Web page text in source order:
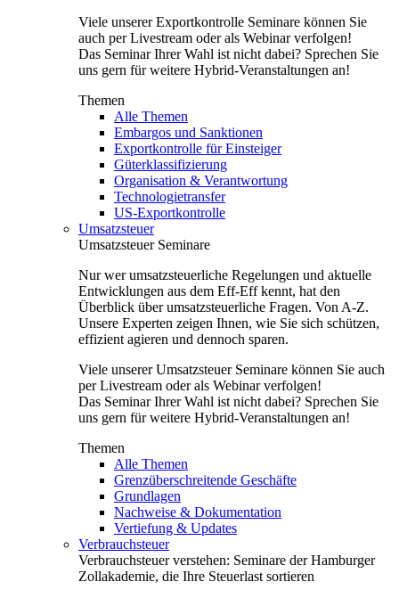
Viele unserer Exportkontrolle Seminare können Sie
auch per Livestream oder als Webinar verfolgen!
Das Seminar Ihrer Wahl ist nicht dabei? Sprechen Sie
uns gern für weitere Hybrid-Veranstaltungen an!
Themen
Alle Themen
Embargos und Sanktionen
Exportkontrolle für Einsteiger
Güterklassifizierung
Organisation & Verantwortung
Technologietransfer
US-Exportkontrolle
Umsatzsteuer
Umsatzsteuer Seminare
Nur wer umsatzsteuerliche Regelungen und aktuelle
Entwicklungen aus dem Eff-Eff kennt, hat den
Überblick über umsatzsteuerliche Fragen. Von A-Z.
Unsere Experten zeigen Ihnen, wie Sie sich schützen,
effizient agieren und dennoch sparen.
Viele unserer Umsatzsteuer Seminare können Sie auch
per Livestream oder als Webinar verfolgen!
Das Seminar Ihrer Wahl ist nicht dabei? Sprechen Sie
uns gern für weitere Hybrid-Veranstaltungen an!
Themen
Alle Themen
Grenzüberschreitende Geschäfte
Grundlagen
Nachweise & Dokumentation
Vertiefung & Updates
Verbrauchsteuer
Verbrauchsteuer verstehen: Seminare der Hamburger
Zollakademie, die Ihre Steuerlast sortieren